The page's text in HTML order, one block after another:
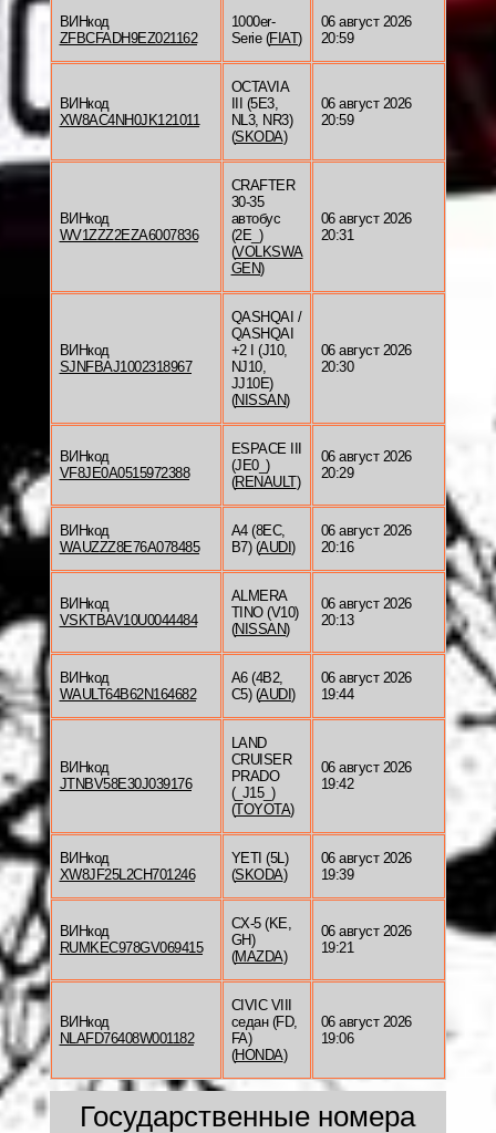
ВИНкод
ZFBCFADH9EZ021162
1000er-
Serie (FIAT)
06 август 2026
20:59
ВИНкод
XW8AC4NH0JK121011
OCTAVIA
III (5E3,
NL3, NR3)
(SKODA)
06 август 2026
20:59
ВИНкод
WV1ZZZ2EZA6007836
CRAFTER
30-35
автобус
(2E_)
(VOLKSWA
GEN)
06 август 2026
20:31
ВИНкод
SJNFBAJ1002318967
QASHQAI /
QASHQAI
+2 I (J10,
NJ10,
JJ10E)
(NISSAN)
06 август 2026
20:30
ВИНкод
VF8JE0A0515972388
ESPACE III
(JE0_)
(RENAULT)
06 август 2026
20:29
ВИНкод
WAUZZZ8E76A078485
A4 (8EC,
B7) (AUDI )
06 август 2026
20:16
ВИНкод
VSKTBAV10U0044484
ALMERA
TINO (V10)
(NISSAN)
06 август 2026
20:13
ВИНкод
WAULT64B62N164682
A6 (4B2,
C5) (AUDI )
06 август 2026
19:44
ВИНкод
JTNBV58E30J039176
LAND
CRUISER
PRADO
(_J15_)
(TOYOTA)
06 август 2026
19:42
ВИНкод
XW8JF25L2CH701246
YETI (5L)
(SKODA)
06 август 2026
19:39
ВИНкод
RUMKEC978GV069415
CX-5 (KE,
GH)
(MAZDA)
06 август 2026
19:21
ВИНкод
NLAFD76408W001182
CIVIC VIII
седан (FD,
FA)
(HONDA)
06 август 2026
19:06
Государственные номера